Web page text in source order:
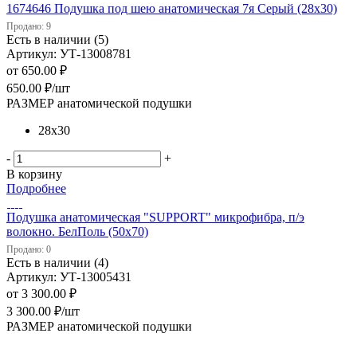
1674646 Подушка под шею анатомическая 7я Серый (28х30)
Продано: 9
Есть в наличии (5)
Артикул: УТ-13008781
от 650.00 ₽
650.00 ₽/шт
РАЗМЕР анатомической подушки
28х30
-
+
В корзину
Подробнее
Подушка анатомическая "SUPPORT" микрофибра, п/э
волокно. БелПоль (50х70)
Продано: 0
Есть в наличии (4)
Артикул: УТ-13005431
от 3 300.00 ₽
3 300.00 ₽/шт
РАЗМЕР анатомической подушки